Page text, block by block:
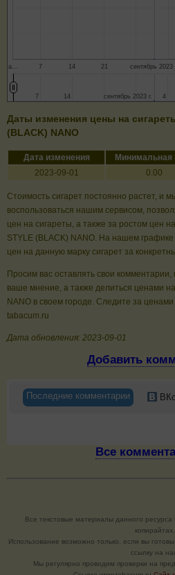
а… сентябрь 2023
7 14 21
сентябрь 2023 г.
сентябрь 2023 г.
77 14
14 4
4
Даты изменения цены на
(BLACK) NANO
Дата изменения Минимальная
2023-09-01
0.00
Стоимость сигарет постоянно растет, и
воспользоваться нашим сервисом,
цен на сигареты, а также за ростом цен
STYLE (BLACK) NANO. На нашем
цен на данную марку сигарет за
Просим вас оставлять свои комментарии,
ваше мнение, а также делиться ценами
NANO в своем городе. Следите за
tabacum.ru
Дата обновления: 2023-09-01
Добавить
Последние комментарии
Все
Все текстовые материалы данного ресурса
копирайтах.
Использование возможно только, если вы
ссылку на
Мы регулярно проводим проверки на